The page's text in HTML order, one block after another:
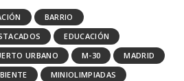
BARRIO
EDUCACIÓN
URBANO M-30
MADRID
MINIOLIMPIADAS